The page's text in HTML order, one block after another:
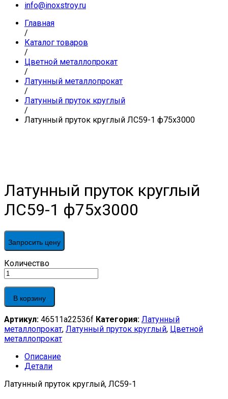
info@inoxstroy.ru
Главная
/
Каталог товаров
/
Цветной металлопрокат
/
Латунный металлопрокат
/
Латунный пруток круглый
/
Латунный пруток круглый ЛС59-1 ф75х3000
Латунный пруток круглый
ЛС59-1 ф75х3000
Запросить цену
Латунный
пруток
круглый
ЛС59-
quantity
Количество
В корзину
Артикул: 46511a22536f Категория: Латунный
металлопрокат, Латунный пруток круглый, Цветной
металлопрокат
Описание
Детали
Латунный пруток круглый, ЛС59-1